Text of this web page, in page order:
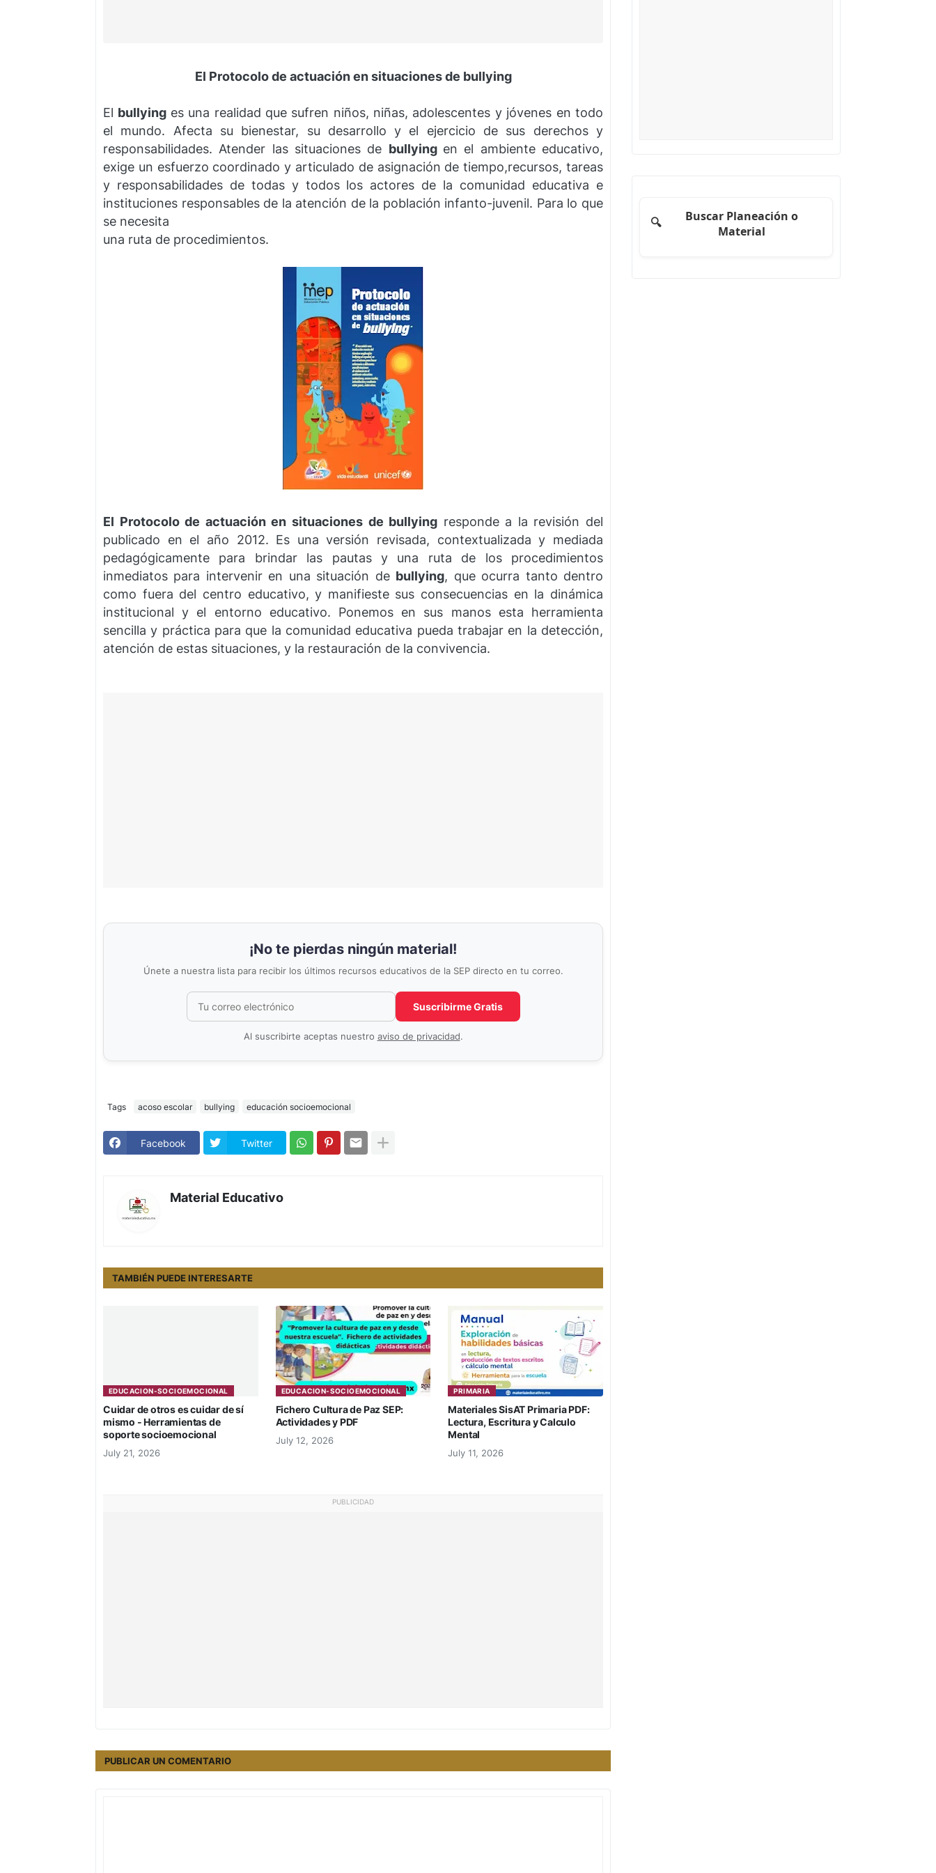
El Protocolo de actuación en situaciones de bullying
El bullying es una realidad que sufren niños, niñas, adolescentes y jóvenes en todo
el mundo. Afecta su bienestar, su desarrollo y el ejercicio de sus derechos y
responsabilidades. Atender las situaciones de bullying en el ambiente educativo,
exige un esfuerzo coordinado y articulado de asignación de tiempo,recursos, tareas
y responsabilidades de todas y todos los actores de la comunidad educativa e
instituciones responsables de la atención de la población infanto-juvenil. Para lo que
se necesita
una ruta de procedimientos.
El Protocolo de actuación en situaciones de bullying responde a la revisión del
publicado en el año 2012. Es una versión revisada, contextualizada y mediada
pedagógicamente para brindar las pautas y una ruta de los procedimientos
inmediatos para intervenir en una situación de bullying, que ocurra tanto dentro
como fuera del centro educativo, y manifieste sus consecuencias en la dinámica
institucional y el entorno educativo. Ponemos en sus manos esta herramienta
sencilla y práctica para que la comunidad educativa pueda trabajar en la detección,
atención de estas situaciones, y la restauración de la convivencia.
¡No te pierdas ningún material!
Únete a nuestra lista para recibir los últimos recursos educativos de la SEP directo en tu correo.
Correo electrónico
No completar este campo
Suscribirme Gratis
Al suscribirte aceptas nuestro aviso de privacidad.
Tags acoso escolar bullying educación socioemocional
Facebook Twitter
Material Educativo
TAMBIÉN PUEDE INTERESARTE
EDUCACION-SOCIOEMOCIONAL
Cuidar de otros es cuidar de sí
mismo - Herramientas de
soporte socioemocional
July 21, 2026
EDUCACION-SOCIOEMOCIONAL
Fichero Cultura de Paz SEP:
Actividades y PDF
July 12, 2026
PRIMARIA
Materiales SisAT Primaria PDF:
Lectura, Escritura y Calculo
Mental
July 11, 2026
PUBLICIDAD
PUBLICAR UN COMENTARIO
🔍
Buscar Planeación o
Material